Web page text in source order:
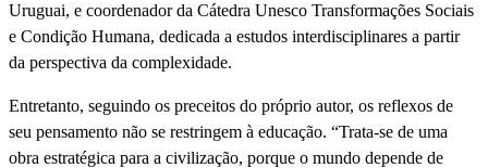
Uruguai, e coordenador da Cátedra Unesco Transformações Sociais
e Condição Humana, dedicada a estudos interdisciplinares a partir
da perspectiva da complexidade.
Entretanto, seguindo os preceitos do próprio autor, os reflexos de
seu pensamento não se restringem à educação. “Trata-se de uma
obra estratégica para a civilização, porque o mundo depende de